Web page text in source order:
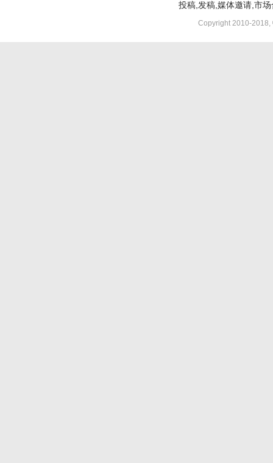
投稿,发稿,媒体邀请,市
Copyright 2010-2018,